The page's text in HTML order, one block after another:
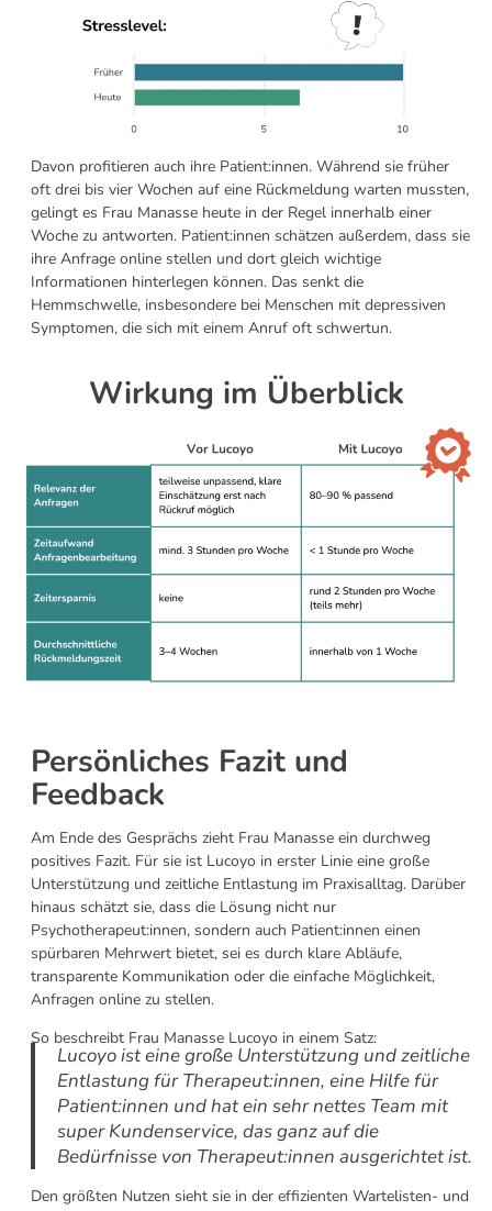
Davon profitieren auch ihre Patient:innen. Während sie früher
oft drei bis vier Wochen auf eine Rückmeldung warten mussten,
gelingt es Frau Manasse heute in der Regel innerhalb einer
Woche zu antworten. Patient:innen schätzen außerdem, dass sie
ihre Anfrage online stellen und dort gleich wichtige
Informationen hinterlegen können. Das senkt die
Hemmschwelle, insbesondere bei Menschen mit depressiven
Symptomen, die sich mit einem Anruf oft schwertun.
Wirkung im Überblick
Persönliches Fazit und
Feedback
Am Ende des Gesprächs zieht Frau Manasse ein durchweg
positives Fazit. Für sie ist Lucoyo in erster Linie eine große
Unterstützung und zeitliche Entlastung im Praxisalltag. Darüber
hinaus schätzt sie, dass die Lösung nicht nur
Psychotherapeut:innen, sondern auch Patient:innen einen
spürbaren Mehrwert bietet, sei es durch klare Abläufe,
transparente Kommunikation oder die einfache Möglichkeit,
Anfragen online zu stellen.
So beschreibt Frau Manasse Lucoyo in einem Satz:
Lucoyo ist eine große Unterstützung und zeitliche
Entlastung für Therapeut:innen, eine Hilfe für
Patient:innen und hat ein sehr nettes Team mit
super Kundenservice, das ganz auf die
Bedürfnisse von Therapeut:innen ausgerichtet ist.
Den größten Nutzen sieht sie in der effizienten Wartelisten- und